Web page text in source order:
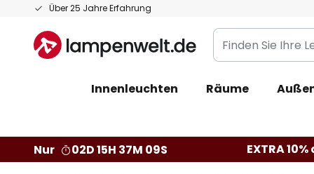
Über 25 Jahre Erfahrung
Zum
springen
Finden
Sie
Leuchte...
Innenleuchten Räume
Nur
02D 15H 37M 08S EXTRA